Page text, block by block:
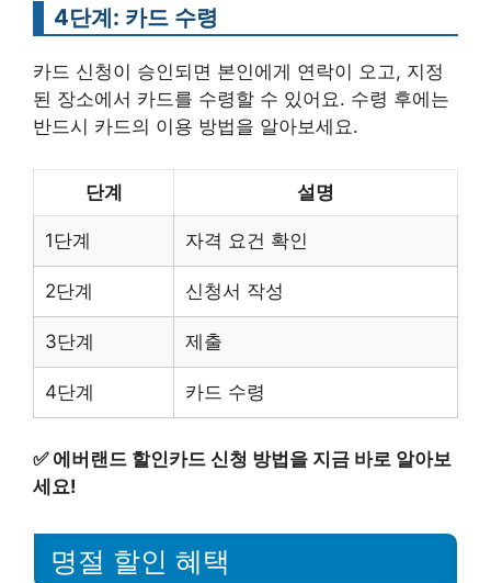
4단계: 카드 수령
카드 신청이 승인되면 본인에게 연락이 오고, 지정
된 장소에서 카드를 수령할 수 있어요. 수령 후에는
반드시 카드의 이용 방법을 알아보세요.
단계 설명
1단계 자격 요건 확인
2단계 신청서 작성
3단계 제출
4단계 카드 수령
✅ 에버랜드 할인카드 신청 방법을 지금 바로 알아보
세요!
명절 할인 혜택